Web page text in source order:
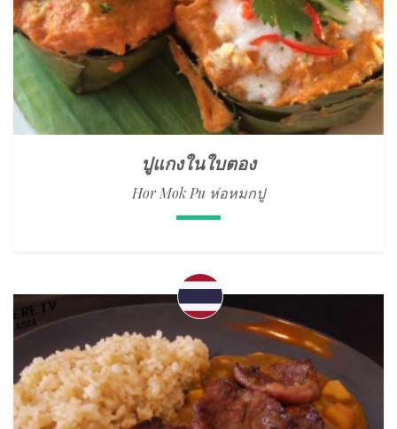
ปูแกงในใบตอง
Hor Mok Pu ห่อหมกปู